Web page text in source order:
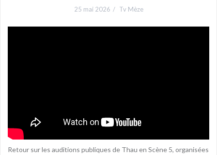
25 mai 2026 Tv Mèze
Retour sur les auditions publiques de Thau en Scène 5, organisées